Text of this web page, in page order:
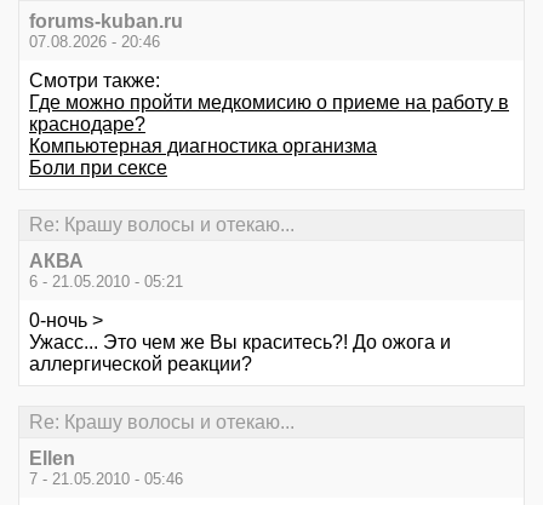
forums-kuban.ru
07.08.2026 - 20:46
Смотри также:
Где можно пройти медкомисию о приеме на работу в
краснодаре?
Компьютерная диагностика организма
Боли при сексе
Re: Крашу волосы и отекаю...
АКВА
6 - 21.05.2010 - 05:21
0-ночь >
Ужасс... Это чем же Вы краситесь?! До ожога и
аллергической реакции?
Re: Крашу волосы и отекаю...
Ellen
7 - 21.05.2010 - 05:46